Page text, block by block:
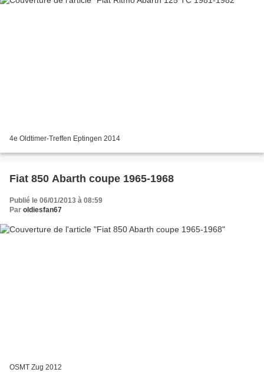
4e Oldtimer-Treffen Eptingen 2014
Fiat 850 Abarth coupe 1965-1968
Publié le 06/01/2013 à 08:59
Par oldiesfan67
OSMT Zug 2012